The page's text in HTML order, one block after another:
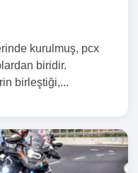
kurulmuş, pcx
biridir.
birleştiği,...